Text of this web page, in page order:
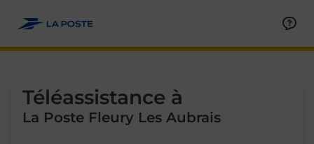
Téléassistance à
La Poste Fleury Les Aubrais